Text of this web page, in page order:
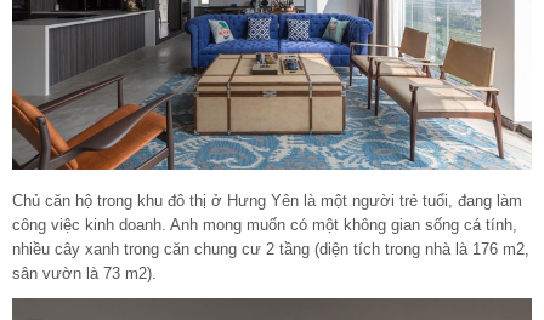
Chủ căn hộ trong khu đô thị ở Hưng Yên là một người trẻ tuổi, đang làm
công việc kinh doanh. Anh mong muốn có một không gian sống cá tính,
nhiều cây xanh trong căn chung cư 2 tầng (diện tích trong nhà là 176 m2,
sân vườn là 73 m2).